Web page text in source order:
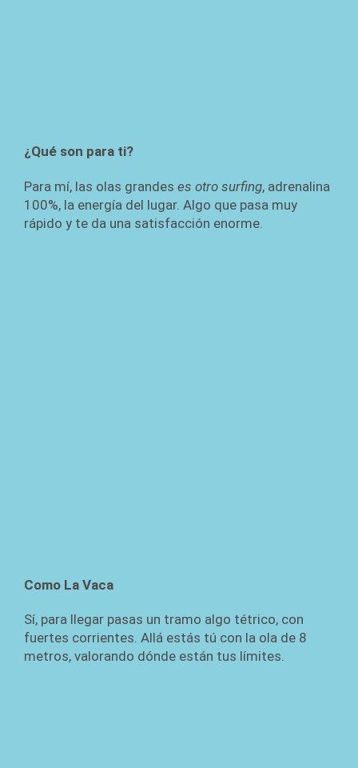
¿Qué son para ti?
Para mí, las olas grandes es otro surfing, adrenalina
100%, la energía del lugar. Algo que pasa muy
rápido y te da una satisfacción enorme.
Como La Vaca
Sí, para llegar pasas un tramo algo tétrico, con
fuertes corrientes. Allá estás tú con la ola de 8
metros, valorando dónde están tus límites.